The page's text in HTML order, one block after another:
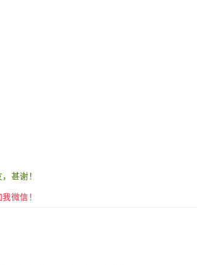
甚谢！
微信！